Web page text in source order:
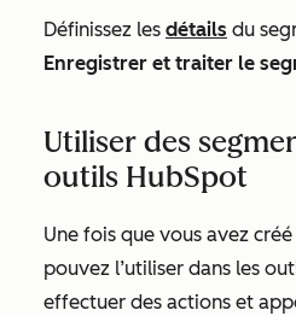
Définissez les détails du
Enregistrer et traiter le
Utiliser des
outils HubSpot
Une fois que vous avez
pouvez l’utiliser dans les
effectuer des actions et